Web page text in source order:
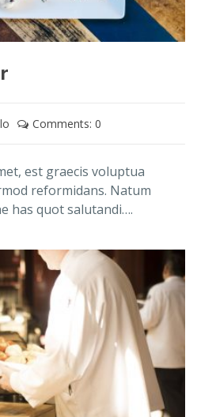
Comments: 0
est graecis voluptua
reformidans. Natum
has quot salutandi….